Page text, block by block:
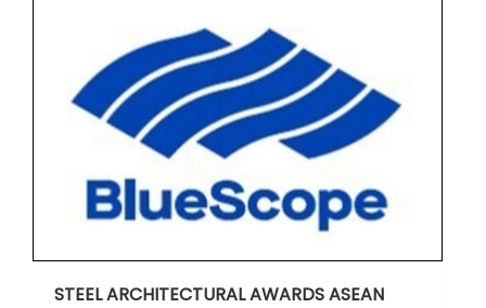
STEEL ARCHITECTURAL AWARDS ASEAN